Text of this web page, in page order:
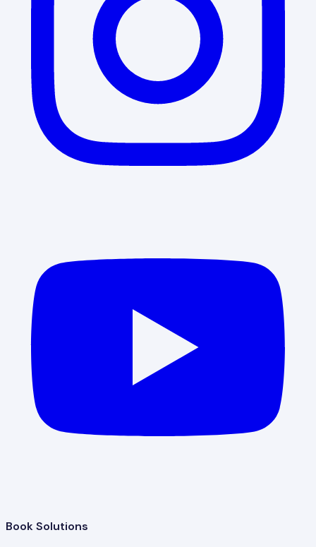
Book Solutions